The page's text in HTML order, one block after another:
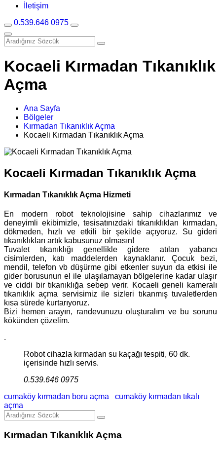
İletişim
0.539.646 0975
Kocaeli Kırmadan Tıkanıklık
Açma
Ana Sayfa
Bölgeler
Kırmadan Tıkanıklık Açma
Kocaeli Kırmadan Tıkanıklık Açma
Kocaeli Kırmadan Tıkanıklık Açma
Kırmadan Tıkanıklık Açma Hizmeti
En modern robot teknolojisine sahip cihazlarımız ve
deneyimli ekibimizle, tesisatınızdaki tıkanıklıkları kırmadan,
dökmeden, hızlı ve etkili bir şekilde açıyoruz. Su gideri
tıkanıklıkları artık kabusunuz olmasın!
Tuvalet tıkanıklığı genellikle gidere atılan yabancı
cisimlerden, katı maddelerden kaynaklanır. Çocuk bezi,
mendil, telefon vb düşürme gibi etkenler suyun da etkisi ile
gider borusunun el ile ulaşılamayan bölgelerine kadar ulaşır
ve ciddi bir tıkanıklığa sebep verir. Kocaeli geneli kameralı
tıkanıklık açma servisimiz ile sizleri tıkanmış tuvaletlerden
kısa sürede kurtarıyoruz.
Bizi hemen arayın, randevunuzu oluşturalım ve bu sorunu
kökünden çözelim.
.
Robot cihazla kırmadan su kaçağı tespiti, 60 dk.
içerisinde hızlı servis.
0.539.646 0975
cumaköy kırmadan boru açma
cumaköy kırmadan tıkalı
açma
Kırmadan Tıkanıklık Açma